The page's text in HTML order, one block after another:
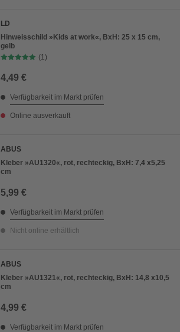
LD
Hinweisschild »Kids at work«, BxH: 25 x 15 cm,
gelb
(1)
4,49 €
Verfügbarkeit im Markt prüfen
Online ausverkauft
ABUS
Kleber »AU1320«, rot, rechteckig, BxH: 7,4 x5,25
cm
5,99 €
Verfügbarkeit im Markt prüfen
Nicht online erhältlich
ABUS
Kleber »AU1321«, rot, rechteckig, BxH: 14,8 x10,5
cm
4,99 €
Verfügbarkeit im Markt prüfen